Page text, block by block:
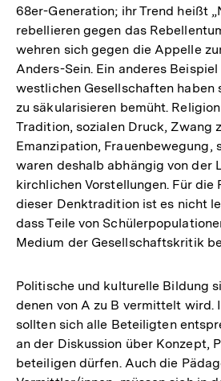
68er-Generation; ihr Trend heißt
rebellieren gegen das
wehren sich gegen die Appelle
Anders-Sein. Ein anderes
westlichen Gesellschaften haben
zu säkularisieren bemüht.
Tradition, sozialen Druck, Zwang
Emanzipation, Frauenbewegung,
waren deshalb abhängig von der
kirchlichen Vorstellungen. Für die
dieser Denktradition ist es nicht
dass Teile von
Medium der Gesellschaftskritik
Politische und kulturelle Bildung
denen von A zu B vermittelt wird.
sollten sich alle Beteiligten
an der Diskussion über Konzept,
beteiligen dürfen. Auch die